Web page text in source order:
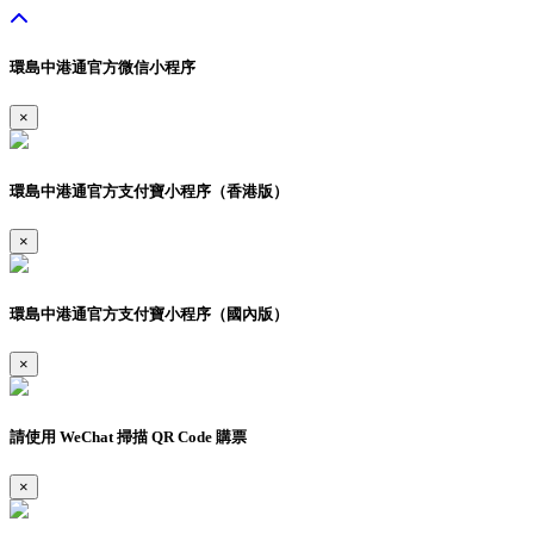
環島中港通官方微信小程序
×
環島中港通官方支付寶小程序（香港版）
×
環島中港通官方支付寶小程序（國內版）
×
請使用 WeChat 掃描 QR Code 購票
×